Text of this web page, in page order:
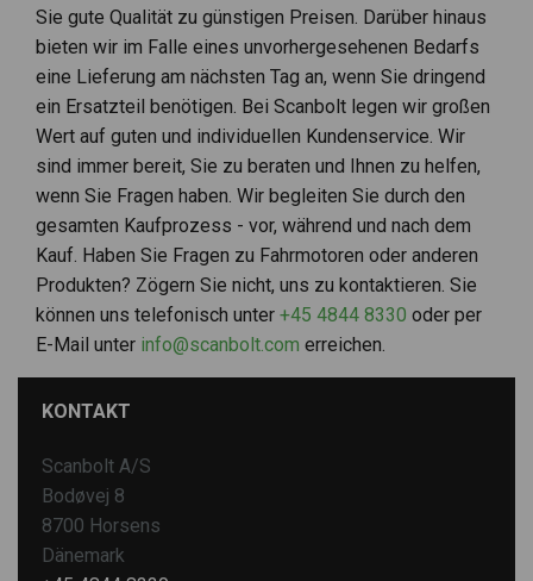
Sie gute Qualität zu günstigen Preisen. Darüber hinaus
bieten wir im Falle eines unvorhergesehenen Bedarfs
eine Lieferung am nächsten Tag an, wenn Sie dringend
ein Ersatzteil benötigen. Bei Scanbolt legen wir großen
Wert auf guten und individuellen Kundenservice. Wir
sind immer bereit, Sie zu beraten und Ihnen zu helfen,
wenn Sie Fragen haben. Wir begleiten Sie durch den
gesamten Kaufprozess - vor, während und nach dem
Kauf. Haben Sie Fragen zu Fahrmotoren oder anderen
Produkten? Zögern Sie nicht, uns zu kontaktieren. Sie
können uns telefonisch unter +45 4844 8330 oder per
E-Mail unter info@scanbolt.com erreichen.
KONTAKT
Scanbolt A/S
Bodøvej 8
8700 Horsens
Dänemark